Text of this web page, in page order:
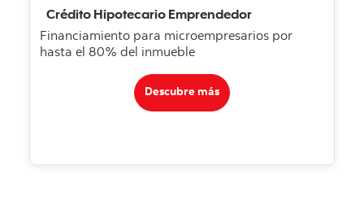
Crédito Hipotecario Emprendedor
Financiamiento para microempresarios por
hasta el 80% del inmueble
Descubre más